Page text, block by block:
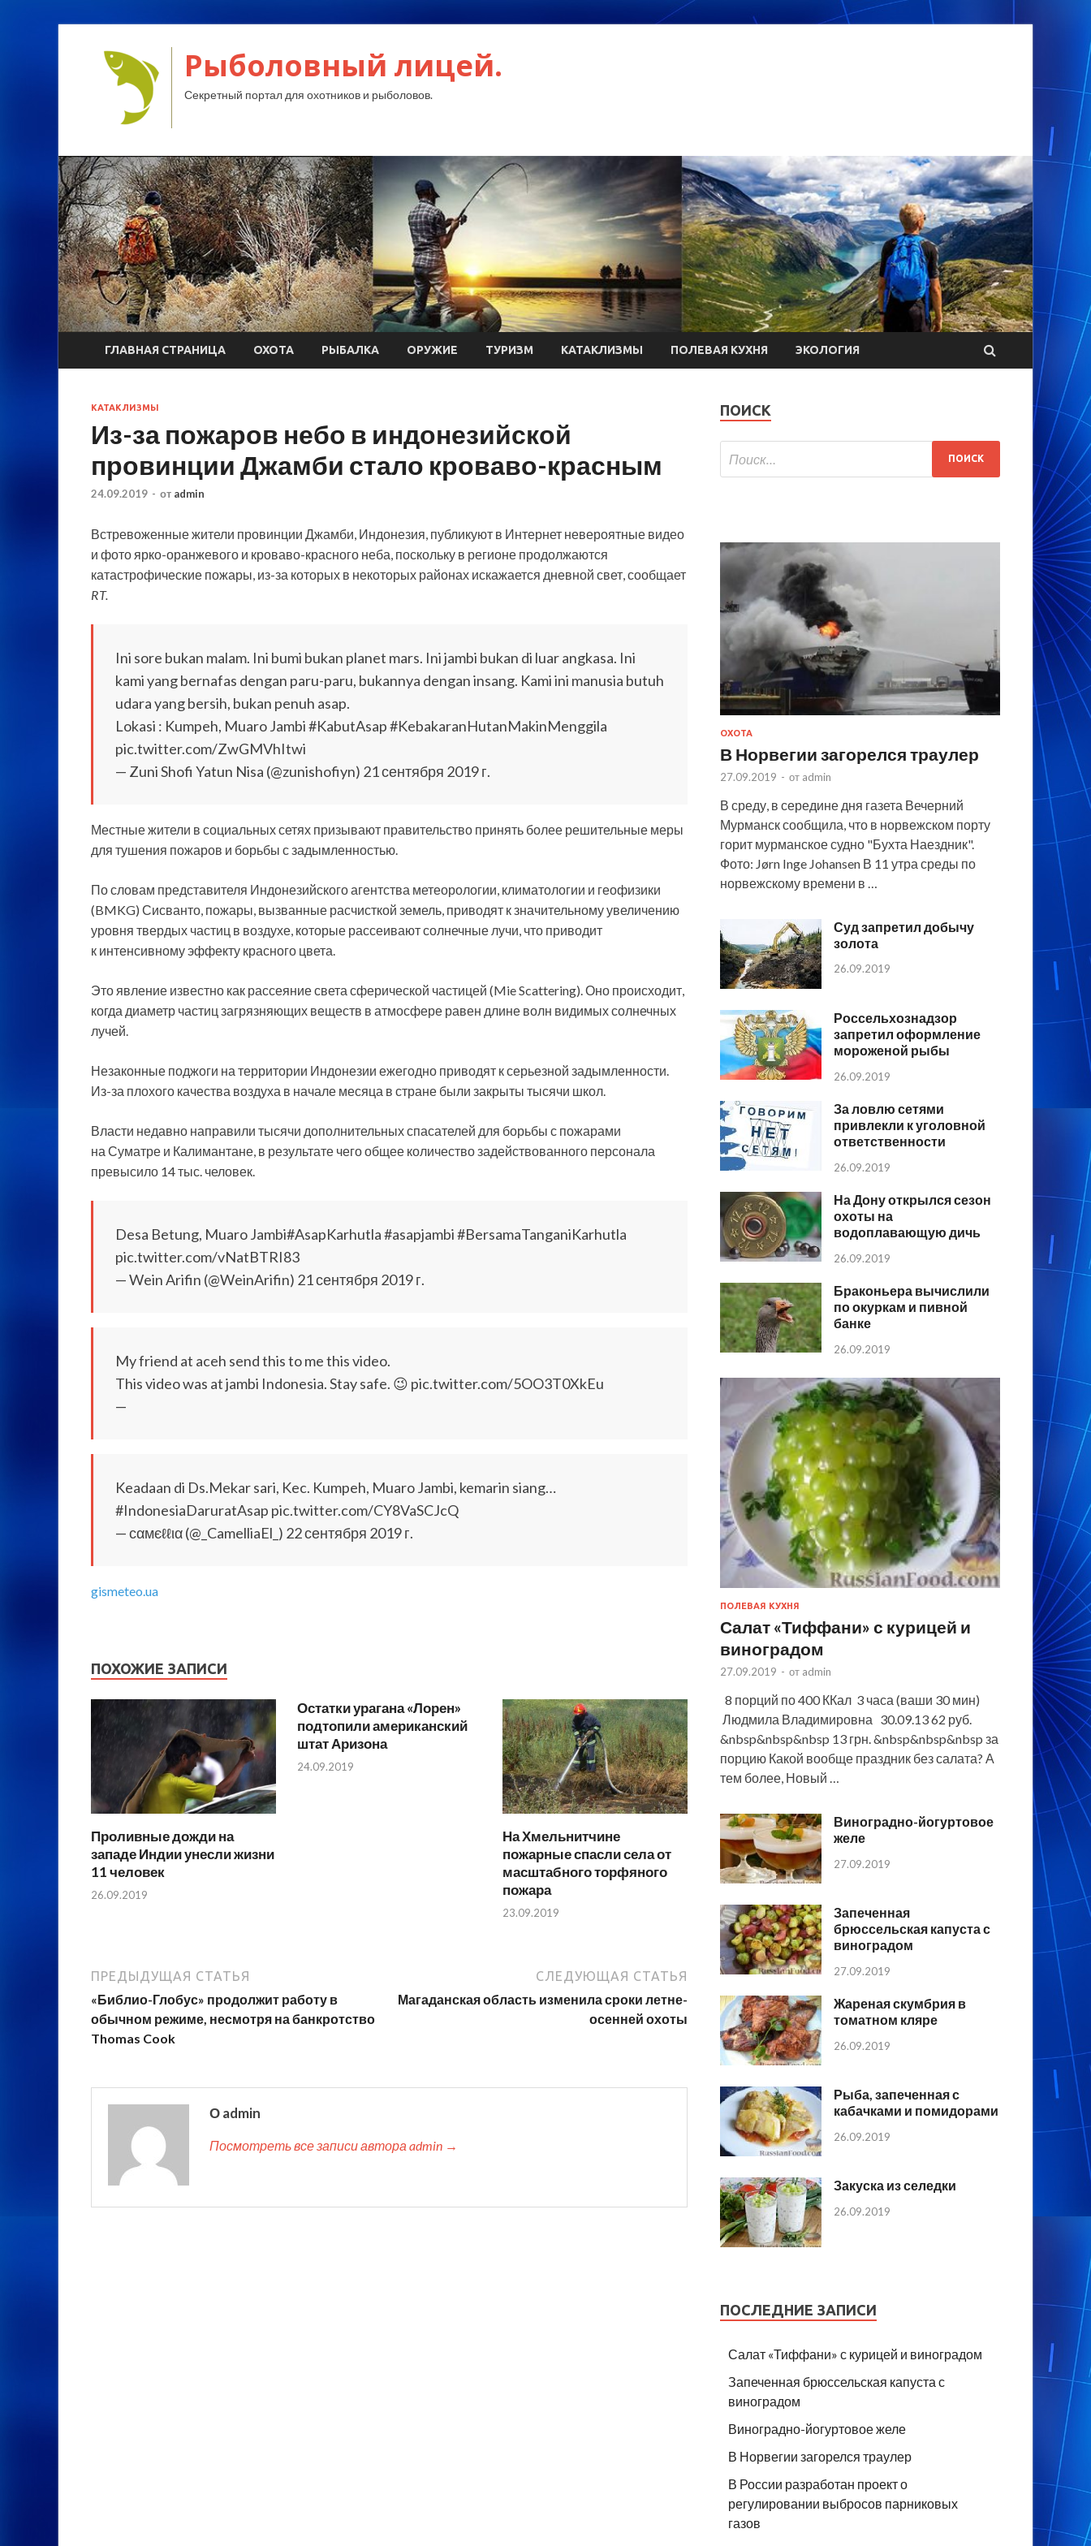
Рыболовный лицей.
Секретный портал для охотников и рыболовов.
ГЛАВНАЯ СТРАНИЦА ОХОТА РЫБАЛКА ОРУЖИЕ ТУРИЗМ КАТАКЛИЗМЫ ПОЛЕВАЯ КУХНЯ ЭКОЛОГИЯ
КАТАКЛИЗМЫ
Из-за пожаров небо в индонезийской
провинции Джамби стало кроваво-красным
24.09.2019 - от admin
Встревоженные жители провинции Джамби, Индонезия, публикуют в Интернет невероятные видео
и фото ярко-оранжевого и кроваво-красного неба, поскольку в регионе продолжаются
катастрофические пожары, из-за которых в некоторых районах искажается дневной свет, сообщает
RT.
Ini sore bukan malam. Ini bumi bukan planet mars. Ini jambi bukan di luar angkasa. Ini
kami yang bernafas dengan paru-paru, bukannya dengan insang. Kami ini manusia butuh
udara yang bersih, bukan penuh asap.
Lokasi : Kumpeh, Muaro Jambi #KabutAsap #KebakaranHutanMakinMenggila
pic.twitter.com/ZwGMVhItwi
— Zuni Shofi Yatun Nisa (@zunishofiyn) 21 сентября 2019 г.
Местные жители в социальных сетях призывают правительство принять более решительные меры
для тушения пожаров и борьбы с задымленностью.
По словам представителя Индонезийского агентства метеорологии, климатологии и геофизики
(BMKG) Сисванто, пожары, вызванные расчисткой земель, приводят к значительному увеличению
уровня твердых частиц в воздухе, которые рассеивают солнечные лучи, что приводит
к интенсивному эффекту красного цвета.
Это явление известно как рассеяние света сферической частицей (Mie Scattering). Оно происходит,
когда диаметр частиц загрязняющих веществ в атмосфере равен длине волн видимых солнечных
лучей.
Незаконные поджоги на территории Индонезии ежегодно приводят к серьезной задымленности.
Из-за плохого качества воздуха в начале месяца в стране были закрыты тысячи школ.
Власти недавно направили тысячи дополнительных спасателей для борьбы с пожарами
на Суматре и Калимантане, в результате чего общее количество задействованного персонала
превысило 14 тыс. человек.
Desa Betung, Muaro Jambi#AsapKarhutla #asapjambi #BersamaTanganiKarhutla
pic.twitter.com/vNatBTRI83
— Wein Arifin (@WeinArifin) 21 сентября 2019 г.
My friend at aceh send this to me this video.
This video was at jambi Indonesia. Stay safe. 😉 pic.twitter.com/5OO3T0XkEu
—
Keadaan di Ds.Mekar sari, Kec. Kumpeh, Muaro Jambi, kemarin siang…
#IndonesiaDaruratAsap pic.twitter.com/CY8VaSCJcQ
— ϲαмєℓℓια (@_CamelliaEl_) 22 сентября 2019 г.
gismeteo.ua
ПОХОЖИЕ ЗАПИСИ
Проливные дожди на
западе Индии унесли жизни
11 человек
26.09.2019
Остатки урагана «Лорен»
подтопили американский
штат Аризона
24.09.2019
На Хмельнитчине
пожарные спасли села от
масштабного торфяного
пожара
23.09.2019
ПРЕДЫДУЩАЯ СТАТЬЯ
«Библио-Глобус» продолжит работу в
обычном режиме, несмотря на банкротство
Thomas Cook
СЛЕДУЮЩАЯ СТАТЬЯ
Магаданская область изменила сроки летне-
осенней охоты
О admin
Посмотреть все записи автора admin →
ПОИСК
ОХОТА
В Норвегии загорелся траулер
27.09.2019 - от admin
В среду, в середине дня газета Вечерний
Мурманск сообщила, что в норвежском порту
горит мурманское судно "Бухта Наездник".
Фото: Jørn Inge Johansen В 11 утра среды по
норвежскому времени в …
Суд запретил добычу
золота
26.09.2019
Россельхознадзор
запретил оформление
мороженой рыбы
26.09.2019
За ловлю сетями
привлекли к уголовной
ответственности
26.09.2019
На Дону открылся сезон
охоты на
водоплавающую дичь
26.09.2019
Браконьера вычислили
по окуркам и пивной
банке
26.09.2019
ПОЛЕВАЯ КУХНЯ
Салат «Тиффани» с курицей и
виноградом
27.09.2019 - от admin
8 порций по 400 ККал 3 часа (ваши 30 мин)
Людмила Владимировна 30.09.13 62 руб.
&nbsp&nbsp&nbsp 13 грн. &nbsp&nbsp&nbsp за
порцию Какой вообще праздник без салата? А
тем более, Новый …
Виноградно-йогуртовое
желе
27.09.2019
Запеченная
брюссельская капуста с
виноградом
27.09.2019
Жареная скумбрия в
томатном кляре
26.09.2019
Рыба, запеченная с
кабачками и помидорами
26.09.2019
Закуска из селедки
26.09.2019
ПОСЛЕДНИЕ ЗАПИСИ
Салат «Тиффани» с курицей и виноградом
Запеченная брюссельская капуста с
виноградом
Виноградно-йогуртовое желе
В Норвегии загорелся траулер
В России разработан проект о
регулировании выбросов парниковых
газов